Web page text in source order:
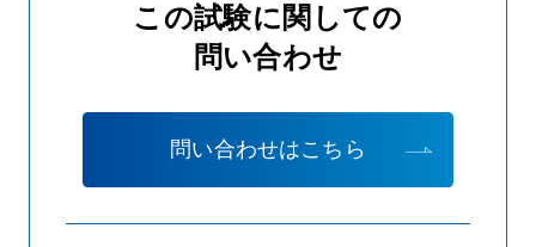
この試験に関しての
問い合わせ
問い合わせはこちら